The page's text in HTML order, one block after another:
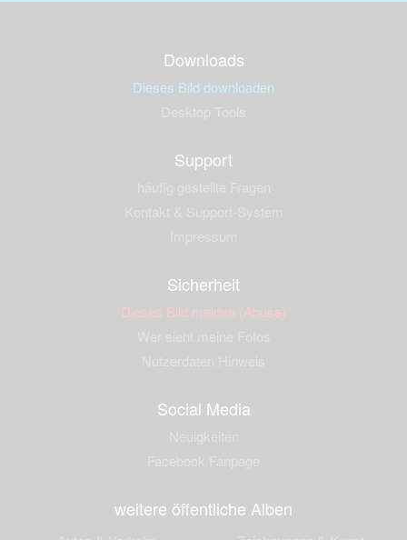
Downloads
Dieses Bild downloaden
Support
Sicherheit
Dieses Bild melden (Abuse)
Social Media
weitere öffentliche Alben